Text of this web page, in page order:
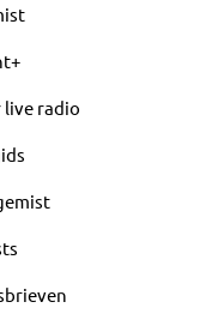
live radio